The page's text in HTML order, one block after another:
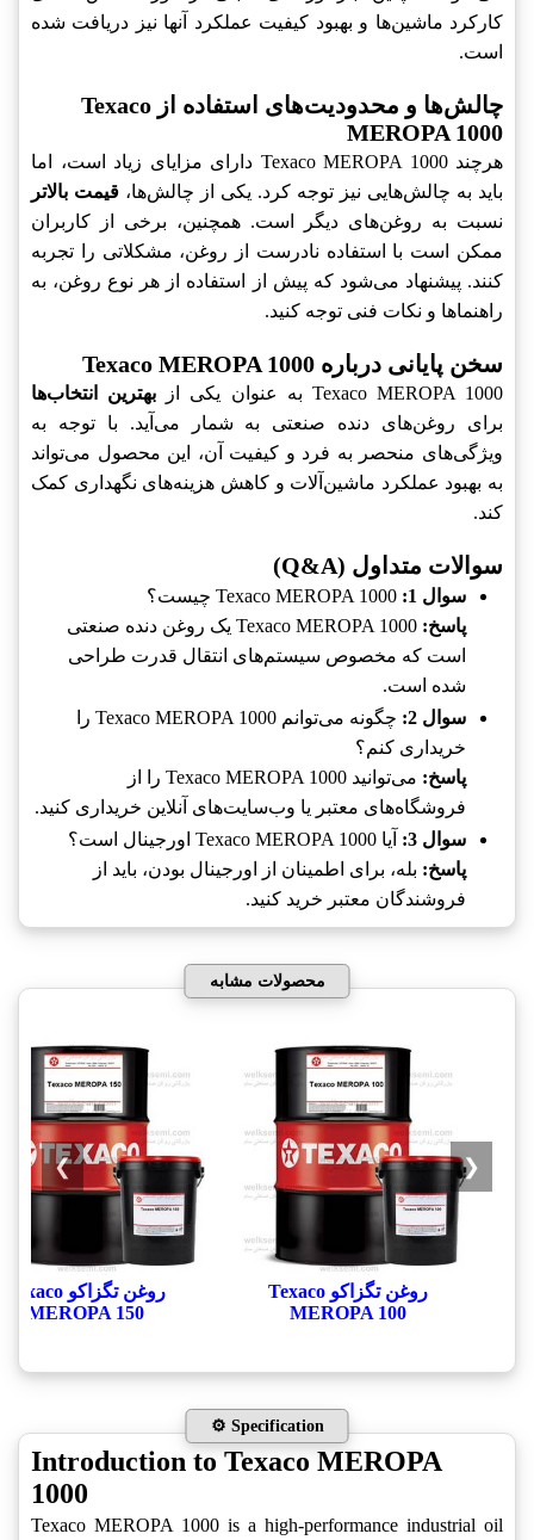
کارکرد ماشین‌ها و بهبود کیفیت عملکرد آنها نیز دریافت شده
است.
چالش‌ها و محدودیت‌های استفاده از Texaco
MEROPA 1000
هرچند Texaco MEROPA 1000 دارای مزایای زیاد است، اما
باید به چالش‌هایی نیز توجه کرد. یکی از چالش‌ها، قیمت بالاتر
نسبت به روغن‌های دیگر است. همچنین، برخی از کاربران
ممکن است با استفاده نادرست از روغن، مشکلاتی را تجربه
کنند. پیشنهاد می‌شود که پیش از استفاده از هر نوع روغن، به
راهنماها و نکات فنی توجه کنید.
سخن پایانی درباره Texaco MEROPA 1000
Texaco MEROPA 1000 به عنوان یکی از
بهترین انتخاب‌ها
برای روغن‌های دنده صنعتی به شمار می‌آید. با توجه به
ویژگی‌های منحصر به فرد و کیفیت آن، این محصول می‌تواند
به بهبود عملکرد ماشین‌آلات و کاهش هزینه‌های نگهداری کمک
کند.
سوالات متداول (Q&A)
سوال 1:
پاسخ:
Texaco MEROPA 1000 یک روغن دنده صنعتی
است که مخصوص سیستم‌های انتقال قدرت طراحی
شده است.
سوال 2:
چگونه می‌توانم Texaco MEROPA 1000 را
خریداری کنم؟
پاسخ:
می‌توانید Texaco MEROPA 1000 را از
فروشگاه‌های معتبر یا وب‌سایت‌های آنلاین خریداری کنید.
سوال 3:
آیا Texaco MEROPA 1000 اورجینال است؟
پاسخ: بله، برای اطمینان از اورجینال بودن، باید از
فروشندگان معتبر خرید کنید.
محصولات مشابه
روغن تگزاکو Texaco
MEROPA 100
روغن تگزاکو Texaco
MEROPA 150
❮
❯
⚙️ Specification
Introduction to Texaco MEROPA
1000
Texaco MEROPA 1000 is a high-performance industrial oil